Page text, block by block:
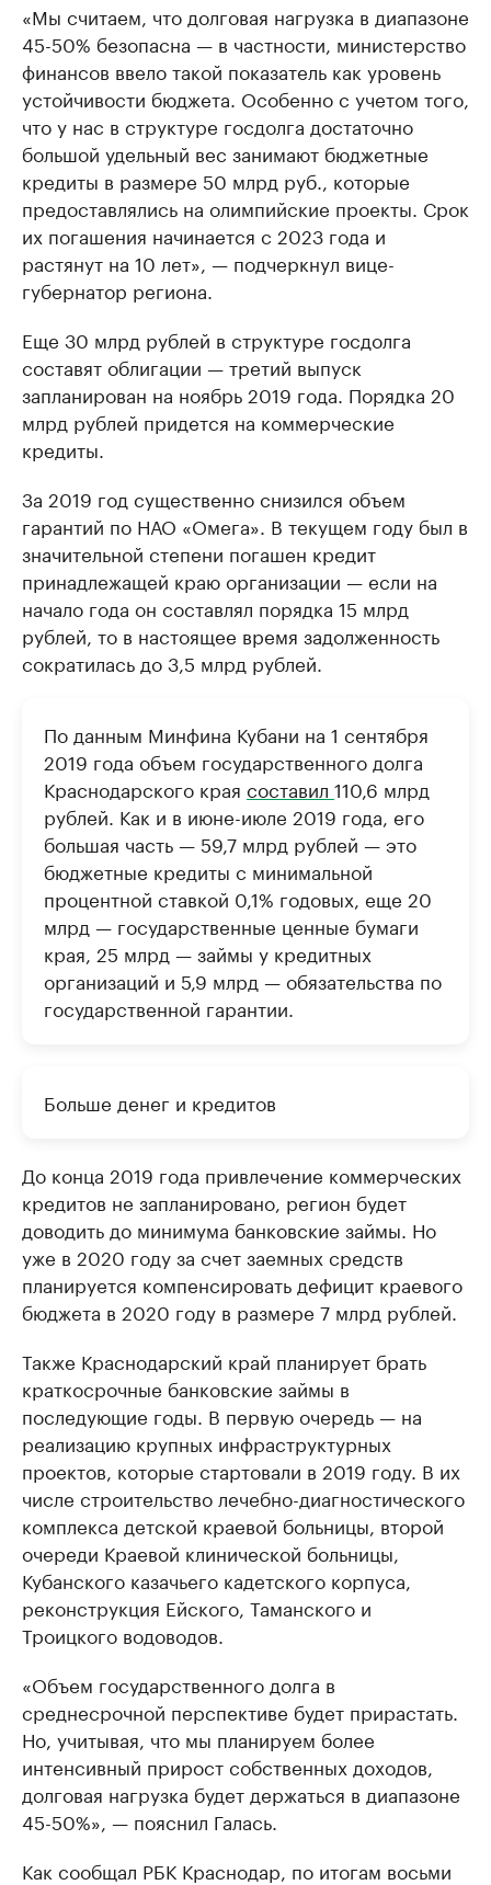
«Мы считаем, что долговая нагрузка в диапазоне
45-50% безопасна — в частности, министерство
финансов ввело такой показатель как уровень
устойчивости бюджета. Особенно с учетом того,
что у нас в структуре госдолга достаточно
большой удельный вес занимают бюджетные
кредиты в размере 50 млрд руб., которые
предоставлялись на олимпийские проекты. Срок
их погашения начинается с 2023 года и
растянут на 10 лет», — подчеркнул вице-
губернатор региона.
Еще 30 млрд рублей в структуре госдолга
составят облигации — третий выпуск
запланирован на ноябрь 2019 года. Порядка 20
млрд рублей придется на коммерческие
кредиты.
За 2019 год существенно снизился объем
гарантий по НАО «Омега». В текущем году был в
значительной степени погашен кредит
принадлежащей краю организации — если на
начало года он составлял порядка 15 млрд
рублей, то в настоящее время задолженность
сократилась до 3,5 млрд рублей.
По данным Минфина Кубани на 1 сентября
2019 года объем государственного долга
Краснодарского края составил 110,6 млрд
рублей. Как и в июне-июле 2019 года, его
большая часть — 59,7 млрд рублей — это
бюджетные кредиты с минимальной
процентной ставкой 0,1% годовых, еще 20
млрд — государственные ценные бумаги
края, 25 млрд — займы у кредитных
организаций и 5,9 млрд — обязательства по
государственной гарантии.
Больше денег и кредитов
До конца 2019 года привлечение коммерческих
кредитов не запланировано, регион будет
доводить до минимума банковские займы. Но
уже в 2020 году за счет заемных средств
планируется компенсировать дефицит краевого
бюджета в 2020 году в размере 7 млрд рублей.
Также Краснодарский край планирует брать
краткосрочные банковские займы в
последующие годы. В первую очередь — на
реализацию крупных инфраструктурных
проектов, которые стартовали в 2019 году. В их
числе строительство лечебно-диагностического
комплекса детской краевой больницы, второй
очереди Краевой клинической больницы,
Кубанского казачьего кадетского корпуса,
реконструкция Ейского, Таманского и
Троицкого водоводов.
«Объем государственного долга в
среднесрочной перспективе будет прирастать.
Но, учитывая, что мы планируем более
интенсивный прирост собственных доходов,
долговая нагрузка будет держаться в диапазоне
45-50%», — пояснил Галась.
Как сообщал РБК Краснодар, по итогам восьми